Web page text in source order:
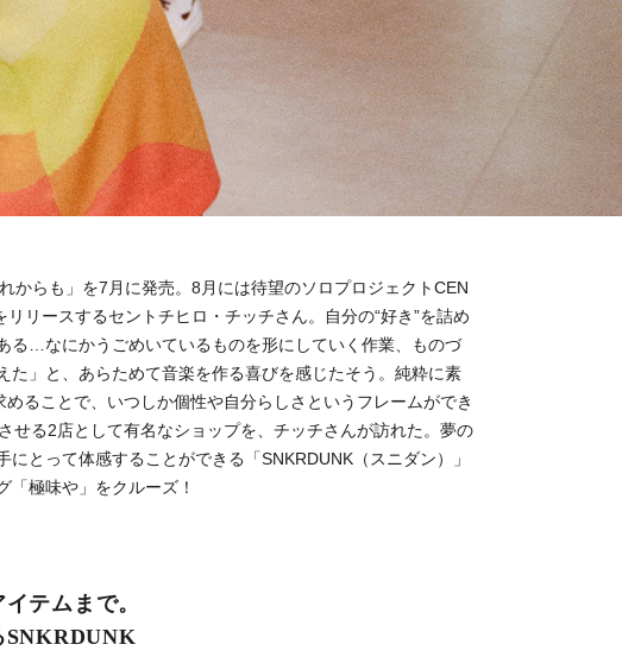
からも」を7月に発売。8月には待望のソロプロジェクトCEN
リースするセントチヒロ・チッチさん。自分の“好き”を詰め
る…なにかうごめいているものを形にしていく作業、ものづ
た」と、あらためて音楽を作る喜びを感じたそう。純粋に素
ることで、いつしか個性や自分らしさというフレームができ
せる2店として有名なショップを、チッチさんが訪れた。夢の
とって体感することができる「SNKRDUNK（スニダン）」
「極味や」をクルーズ！
テムまで。
SNKRDUNK